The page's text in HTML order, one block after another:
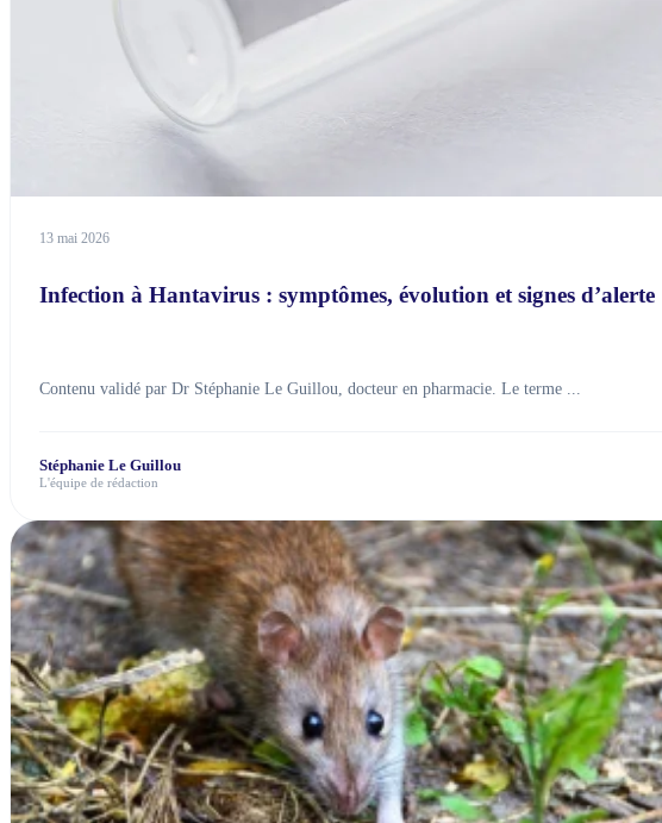
13 mai 2026
Infection à Hantavirus : symptômes, évolution et signes d’alerte
Contenu validé par Dr Stéphanie Le Guillou, docteur en pharmacie. Le terme ...
Stéphanie Le Guillou
L'équipe de rédaction